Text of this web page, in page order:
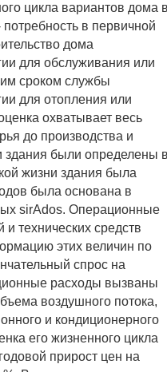
цикла вариантов дома в
в первичной
дома
для обслуживания или
сроком службы
для отопления или
охватывает весь
до производства и
здания были определены в
жизни здания была
была основана в
sirAdos. Операционные
технических средств
этих величин по
спрос на
расходы вызваны
воздушного потока,
и кондиционерного
его жизненного цикла
прирост цен на